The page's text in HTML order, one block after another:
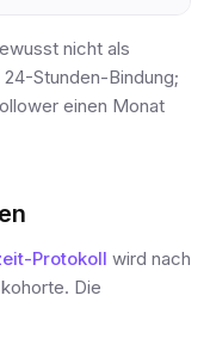
nicht als
Stunden-Bindung;
einen Monat
Protokoll wird nach
Die